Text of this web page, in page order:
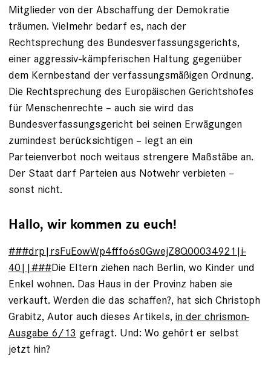
Mitglieder von der Abschaffung der Demokratie
träumen. Vielmehr bedarf es, nach der
Rechtsprechung des Bundesverfassungsgerichts,
einer aggressiv-kämpferischen Haltung gegenüber
dem Kern­bestand der verfassungsmäßigen Ordnung.
Die Rechtsprechung des Europäischen Gerichtshofes
für Menschenrechte – auch sie wird das
Bundesverfassungsgericht bei seinen Erwägungen
zumindest berücksichtigen – legt an ein
Parteienverbot noch weitaus strengere Maßstäbe an.
Der Staat darf Parteien aus Notwehr verbieten –
sonst nicht.
Hallo, wir kommen zu euch!
###drp|rsFuEowWp4fffo6s0GwejZ8Q00034921|i-
40||###Die Eltern ziehen nach Berlin, wo Kinder und
Enkel wohnen. Das Haus in der Provinz haben sie
verkauft. Werden die das schaffen?, hat sich Christoph
Grabitz, Autor auch dieses Artikels, in der chrismon-
Ausgabe 6/13 gefragt. Und: Wo gehört er selbst
jetzt hin?